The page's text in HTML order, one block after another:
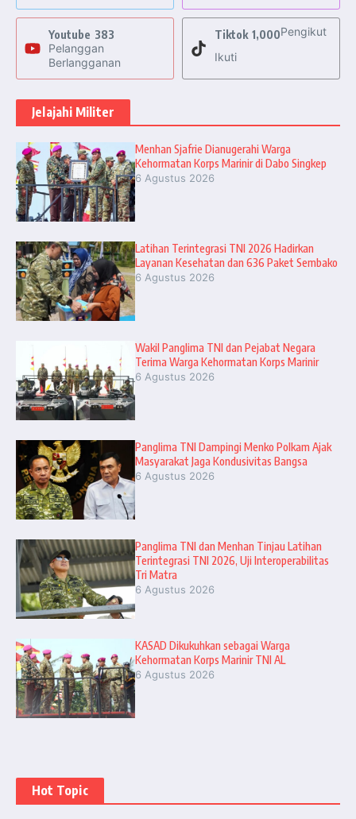
Youtube 383
Pelanggan
Berlangganan
Tiktok 1,000Pengikut
Ikuti
Jelajahi Militer
Menhan Sjafrie Dianugerahi Warga
Kehormatan Korps Marinir di Dabo Singkep
6 Agustus 2026
Latihan Terintegrasi TNI 2026 Hadirkan
Layanan Kesehatan dan 636 Paket Sembako
6 Agustus 2026
Wakil Panglima TNI dan Pejabat Negara
Terima Warga Kehormatan Korps Marinir
6 Agustus 2026
Panglima TNI Dampingi Menko Polkam Ajak
Masyarakat Jaga Kondusivitas Bangsa
6 Agustus 2026
Panglima TNI dan Menhan Tinjau Latihan
Terintegrasi TNI 2026, Uji Interoperabilitas
Tri Matra
6 Agustus 2026
KASAD Dikukuhkan sebagai Warga
Kehormatan Korps Marinir TNI AL
6 Agustus 2026
Hot Topic